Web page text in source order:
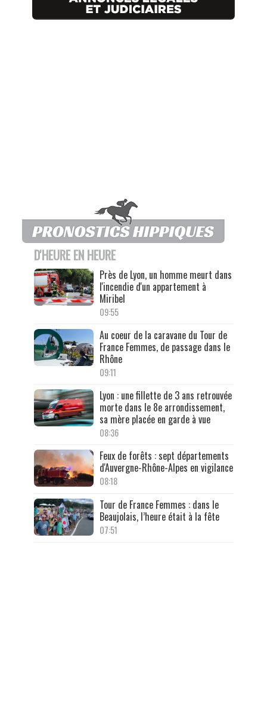
D'HEURE EN HEURE
Près de Lyon, un homme meurt dans
l'incendie d'un appartement à
Miribel
09:55
Au coeur de la caravane du Tour de
France Femmes, de passage dans le
Rhône
09:11
Lyon : une fillette de 3 ans retrouvée
morte dans le 8e arrondissement,
sa mère placée en garde à vue
08:36
Feux de forêts : sept départements
d'Auvergne-Rhône-Alpes en vigilance
08:18
Tour de France Femmes : dans le
Beaujolais, l’heure était à la fête
07:51